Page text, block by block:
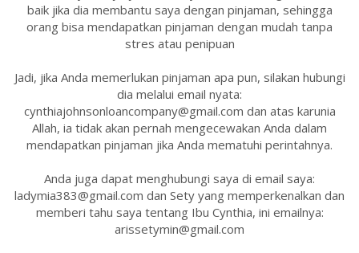
baik jika dia membantu saya dengan pinjaman, sehingga
orang bisa mendapatkan pinjaman dengan mudah tanpa
stres atau penipuan
Jadi, jika Anda memerlukan pinjaman apa pun, silakan hubungi
dia melalui email nyata:
cynthiajohnsonloancompany@gmail.com dan atas karunia
Allah, ia tidak akan pernah mengecewakan Anda dalam
mendapatkan pinjaman jika Anda mematuhi perintahnya.
Anda juga dapat menghubungi saya di email saya:
ladymia383@gmail.com dan Sety yang memperkenalkan dan
memberi tahu saya tentang Ibu Cynthia, ini emailnya:
arissetymin@gmail.com